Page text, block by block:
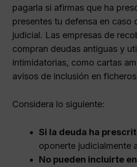
pagarla si afirmas que ha
presentes tu defensa en caso
judicial. Las empresas de
compran deudas antiguas y
intimidatorias, como cartas
avisos de inclusión en
Considera lo siguiente:
Si la deuda ha
oponerte judicialmente
No pueden incluirte